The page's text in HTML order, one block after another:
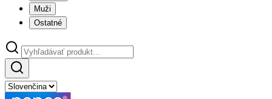
Muži
Ostatné